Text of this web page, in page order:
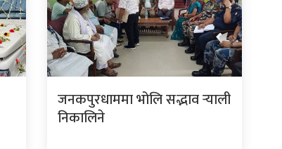
जनकपुरधाममा भोलि सद्भाव र्‍याली
निकालिने